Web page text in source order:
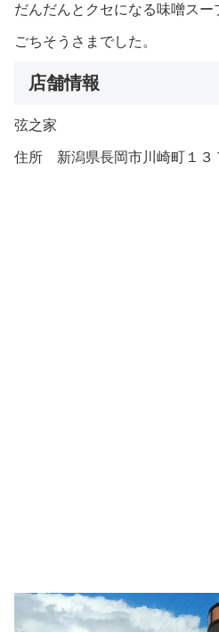
だんだんとクセになる味噌スー
ごちそうさまでした。
店舗情報
弦之家
住所 新潟県長岡市川崎町１３